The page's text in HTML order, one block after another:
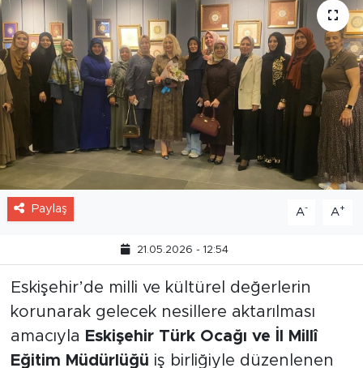
Paylaş A- A+
21.05.2026 - 12:54
Eskişehir’de milli ve kültürel değerlerin
korunarak gelecek nesillere aktarılması
amacıyla Eskişehir Türk Ocağı ve İl Millî
Eğitim Müdürlüğü iş birliğiyle düzenlenen